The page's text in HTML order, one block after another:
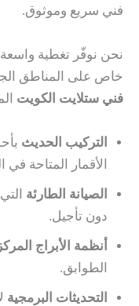
فني سريع وموثوق.
نحن نوفّر تغطية
خاص على المناطق
فني ستلايت الكويت
التركيب الحديث
الأقمار المتاحة في
الصيانة الطارئة
دون تأجيل.
أنظمة الأبراج
الطوابق.
التحديثات البرمجية